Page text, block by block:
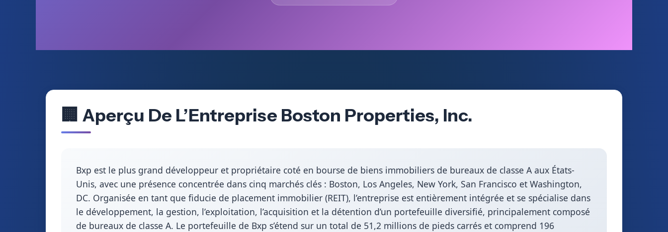
🏢 Aperçu De L’Entreprise Boston Properties, Inc.
Bxp est le plus grand développeur et propriétaire coté en bourse de biens immobiliers de bureaux de classe A aux États-
Unis, avec une présence concentrée dans cinq marchés clés : Boston, Los Angeles, New York, San Francisco et Washington,
DC. Organisée en tant que fiducie de placement immobilier (REIT), l’entreprise est entièrement intégrée et se spécialise dans
le développement, la gestion, l’exploitation, l’acquisition et la détention d’un portefeuille diversifié, principalement composé
de bureaux de classe A. Le portefeuille de Bxp s’étend sur un total de 51,2 millions de pieds carrés et comprend 196